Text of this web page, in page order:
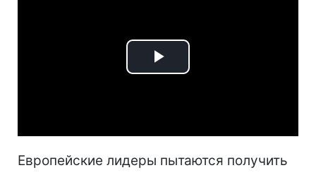
Play
Европейские лидеры пытаются получить